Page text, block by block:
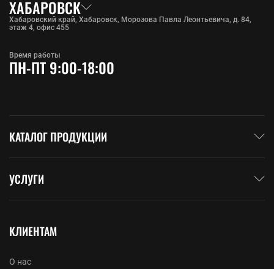
ХАБАРОВСК
Хабаровский край, Хабаровск, Морозова Павла Леонтьевича, д. 84,
этаж 4, офис 455
Время работы
ПН-ПТ 9:00-18:00
КАТАЛОГ ПРОДУКЦИИ
УСЛУГИ
КЛИЕНТАМ
О нас